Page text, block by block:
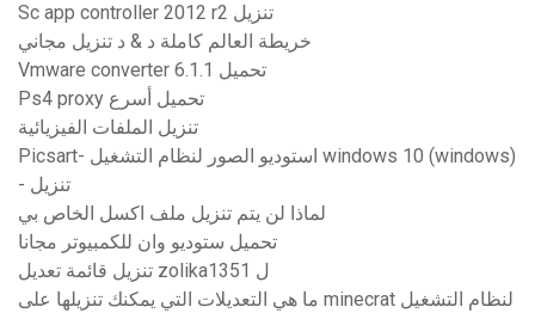
Sc app controller 2012 r2 تنزيل
خريطة العالم كاملة د & د تنزيل مجاني
Vmware converter 6.1.1 تحميل
Ps4 proxy تحميل أسرع
تنزيل الملفات الفيزيائية
Picsart- استوديو الصور لنظام التشغيل windows 10 (windows)
- تنزيل
لماذا لن يتم تنزيل ملف اكسل الخاص بي
تحميل ستوديو وان للكمبيوتر مجانا
تنزيل قائمة تعديل zolika1351 ل
ما هي التعديلات التي يمكنك تنزيلها على minecrat لنظام التشغيل